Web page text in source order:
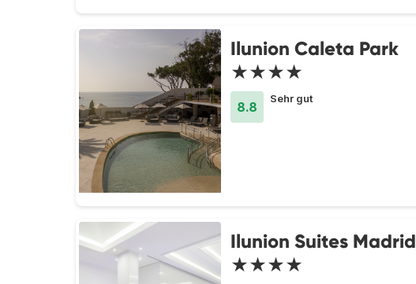
Ilunion Caleta Park
★★★★
8.8
Sehr gut
Ilunion Suites Madrid
★★★★